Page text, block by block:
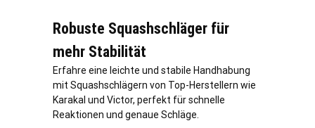
Robuste Squashschläger für
mehr Stabilität
Erfahre eine leichte und stabile Handhabung
mit Squashschlägern von Top-Herstellern wie
Karakal und Victor, perfekt für schnelle
Reaktionen und genaue Schläge.